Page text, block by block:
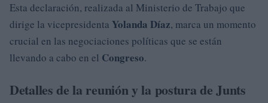
Esta declaración, realizada al Ministerio de Trabajo que
dirige la vicepresidenta Yolanda Díaz, marca un momento
crucial en las negociaciones políticas que se están
llevando a cabo en el Congreso.
Detalles de la reunión y la postura de Junts